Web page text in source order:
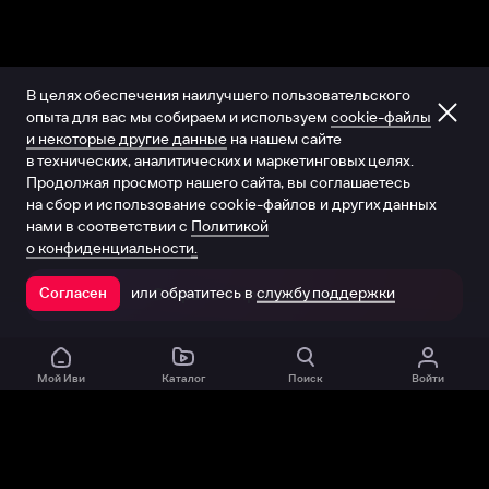
Открыть в приложении
Мой Иви Каталог Поиск Войти
В целях обеспечения наилучшего пользовательского
опыта для вас мы собираем и используем cookie-файлы
и некоторые другие данные на нашем сайте
в технических, аналитических и маркетинговых целях.
Продолжая просмотр нашего сайта, вы соглашаетесь
на сбор и использование cookie-файлов и других данных
нами в соответствии с Политикой
о конфиденциальности.
Согласен или обратитесь в службу поддержки